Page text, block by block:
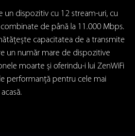
un dispozitiv cu 12 stream-uri, cu
de până la 11.000 Mbps.
capacitatea de a transmite
un număr mare de dispozitive
moarte și oferindu-i lui ZenWiFi
performanță pentru cele mai